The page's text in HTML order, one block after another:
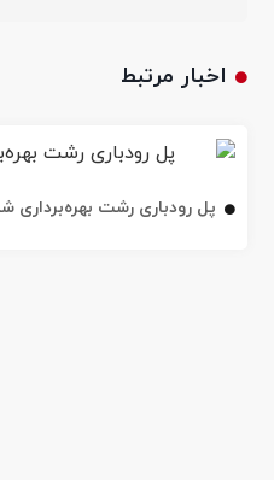
اخبار مرتبط
پل رودباری رشت بهره‌برداری